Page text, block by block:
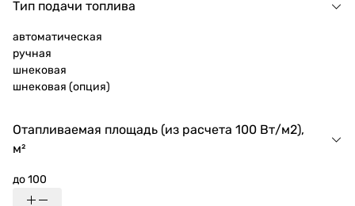
Тип подачи топлива
автоматическая
ручная
шнековая
шнековая (опция)
Отапливаемая площадь (из расчета 100 Вт/м2),
м²
до 100